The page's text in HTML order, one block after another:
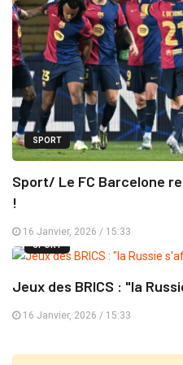
SPORT
Sport/ Le FC Barcelone
!
16 Janvier, 2026 / 15:33
SPORT
Jeux des BRICS : "la
16 Janvier, 2026 / 15:33